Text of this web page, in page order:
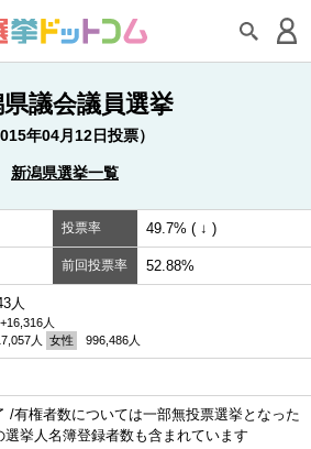
議会議員選挙
年04月12日投票）
新潟県選挙一覧
投票率 49.7% ( ↓ )
前回投票率 52.88%
人
人
人 女性 996,486人
/有権者数については一部無投票選挙となった
選挙人名簿登録者数も含まれています